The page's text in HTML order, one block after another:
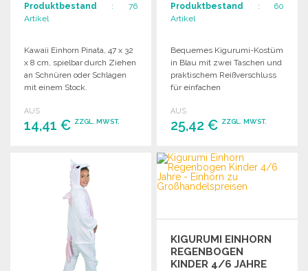
Produktbestand : 76
Artikel
Kawaii Einhorn Pinata, 47 x 32
x 8 cm, spielbar durch Ziehen
an Schnüren oder Schlagen
mit einem Stock.
AUS
14,41 € ZZGL. MWST.
Angebot anfordern
Produktbestand : 60
Artikel
Bequemes Kigurumi-Kostüm
in Blau mit zwei Taschen und
praktischem Reißverschluss
für einfachen
aus weichem Plüsch.
AUS
25,42 € ZZGL. MWST.
BESTELLEN
Angebot anfordern
KIGURUMI EINHORN
REGENBOGEN
KINDER 4/6 JAHRE